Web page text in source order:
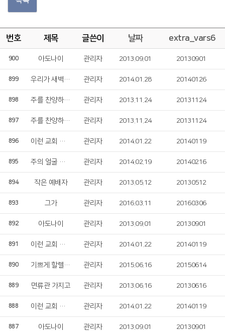
번호 제목 글쓴이 날짜 extra_vars6
900 아도나이 관리자 2013.09.01 20130901
899 우리가 새벽마다 관리자 2014.01.28 20140126
898 주를 찬양하리라 관리자 2013.11.24 20131124
897 주를 찬양하리라 관리자 2013.11.24 20131124
896 이런 교회 되게 하소서 관리자 2014.01.22 20140119
895 주의 얼굴 보게 하소서 관리자 2014.02.19 20140216
894 작은 예배자 관리자 2013.05.12 20130512
893 그가 관리자 2016.03.11 20160306
892 아도나이 관리자 2013.09.01 20130901
891 이런 교회 되게 하소서 관리자 2014.01.22 20140119
890 기쁘게 할렐루야 관리자 2015.06.16 20150614
889 면류관 가지고 관리자 2013.06.16 20130616
888 이런 교회 되게 하소서 관리자 2014.01.22 20140119
887 아도나이 관리자 2013.09.01 20130901